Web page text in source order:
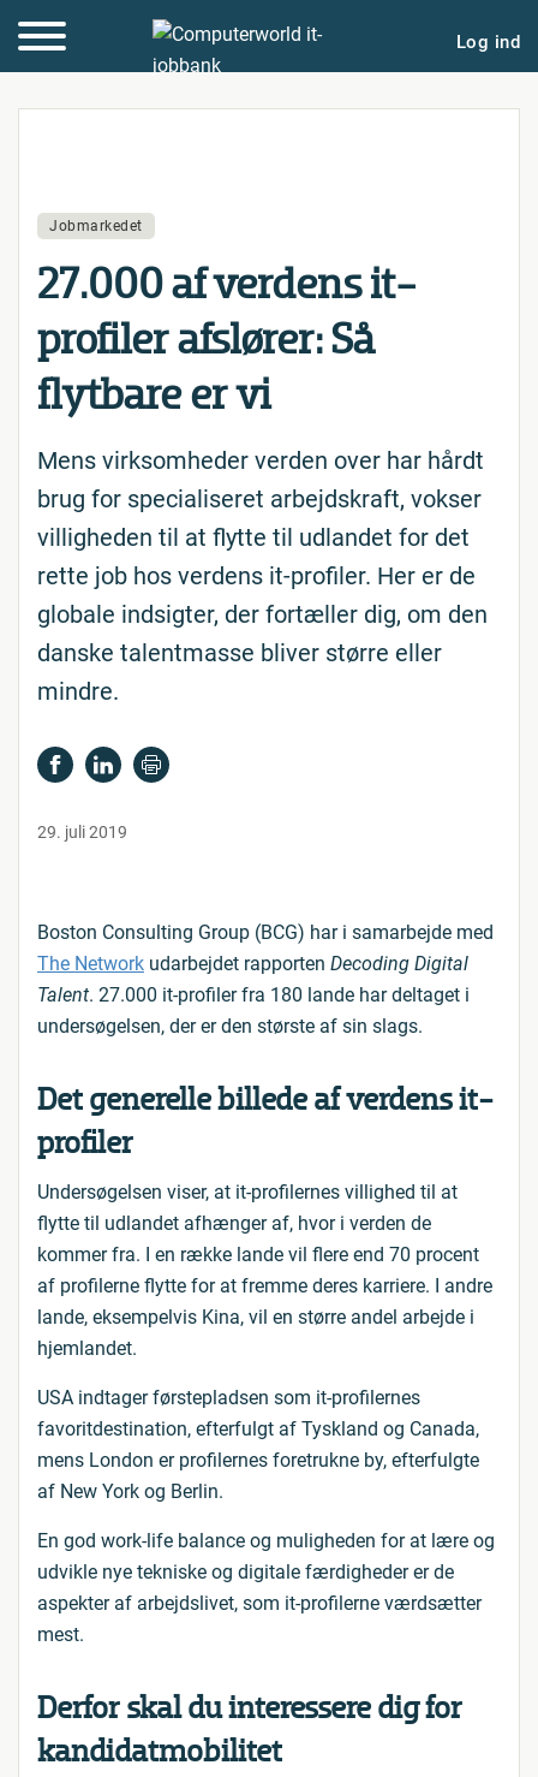
Log ind
Jobmarkedet
27.000 af verdens it-
profiler afslører: Så
flytbare er vi
Mens virksomheder verden over har hårdt
brug for specialiseret arbejdskraft, vokser
villigheden til at flytte til udlandet for det
rette job hos verdens it-profiler. Her er de
globale indsigter, der fortæller dig, om den
danske talentmasse bliver større eller
mindre.
29. juli 2019
Boston Consulting Group (BCG) har i samarbejde med
The Network udarbejdet rapporten Decoding Digital
Talent. 27.000 it-profiler fra 180 lande har deltaget i
undersøgelsen, der er den største af sin slags.
Det generelle billede af verdens it-
profiler
Undersøgelsen viser, at it-profilernes villighed til at
flytte til udlandet afhænger af, hvor i verden de
kommer fra. I en række lande vil flere end 70 procent
af profilerne flytte for at fremme deres karriere. I andre
lande, eksempelvis Kina, vil en større andel arbejde i
hjemlandet.
USA indtager førstepladsen som it-profilernes
favoritdestination, efterfulgt af Tyskland og Canada,
mens London er profilernes foretrukne by, efterfulgte
af New York og Berlin.
En god work-life balance og muligheden for at lære og
udvikle nye tekniske og digitale færdigheder er de
aspekter af arbejdslivet, som it-profilerne værdsætter
mest.
Derfor skal du interessere dig for
kandidatmobilitet